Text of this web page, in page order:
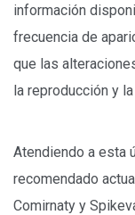
información
frecuencia de
que las
la reproducción y
Atendiendo a esta
recomendado
Comirnaty y